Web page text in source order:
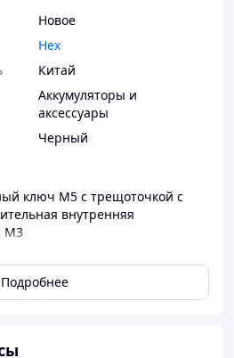
Новое
Hex
Китай
Аккумуляторы и
аксессуары
Черный
ключ M5 с трещоточкой с
внутренняя
M3
коронка изготовлена
Подробнее